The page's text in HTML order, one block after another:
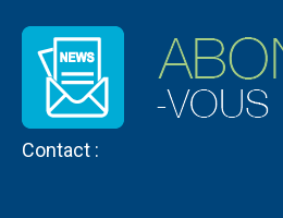
Contact :